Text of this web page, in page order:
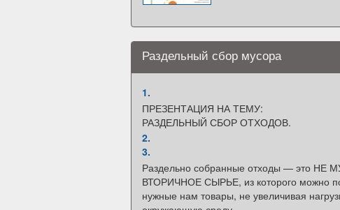
Раздельный сбор мусора
1.
ПРЕЗЕНТАЦИЯ НА ТЕМУ:
РАЗДЕЛЬНЫЙ СБОР ОТХОДОВ.
2.
3.
Раздельно собранные отходы — это НЕ
ВТОРИЧНОЕ СЫРЬЕ, из которого можно
нужные нам товары, не увеличивая